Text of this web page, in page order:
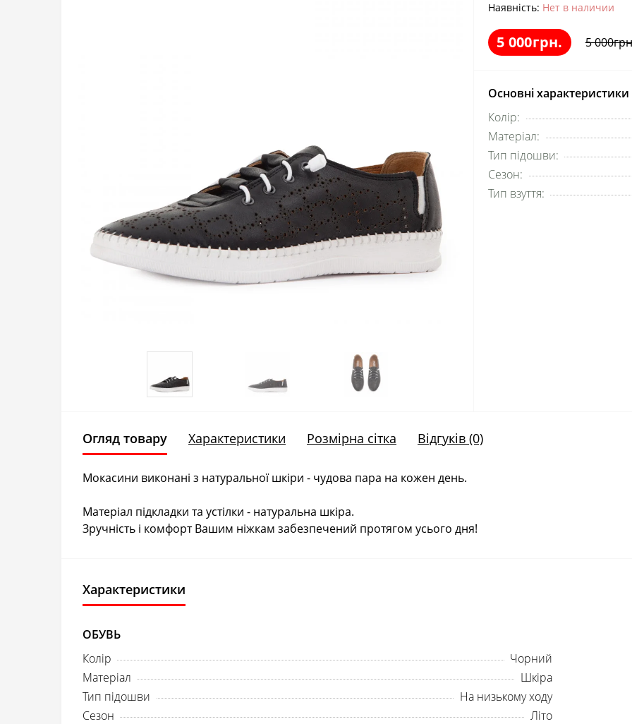
Наявність: Нет в наличии
5 000грн. 5
Основні характеристики
Колір:
Матеріал:
Тип підошви:
Сезон:
Тип взуття:
Огляд товару Характеристики Розмірна сітка Відгуків (0)
Мокасини виконані з натуральної шкіри - чудова пара на кожен день.
Матеріал підкладки та устілки - натуральна шкіра.
Зручність і комфорт Вашим ніжкам забезпечений протягом усього дня!
Характеристики
ОБУВЬ
Колір
Чорний
Матеріал
Шкіра
Тип підошви
На низькому ходу
Сезон
Літо